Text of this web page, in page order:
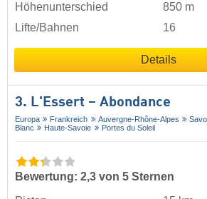
Höhenunterschied
850 m
Lifte/Bahnen
16
Details
3. L'Essert – Abondance
Europa Frankreich Auvergne-Rhône-Alpes
Blanc
Haute-Savoie Portes du Soleil
Bewertung: 2,3 von 5 Sternen